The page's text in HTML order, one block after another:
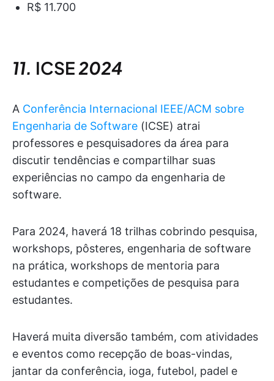
R$ 11.700
11. ICSE 2024
A Conferência Internacional IEEE/ACM sobre
Engenharia de Software (ICSE) atrai
professores e pesquisadores da área para
discutir tendências e compartilhar suas
experiências no campo da engenharia de
software.
Para 2024, haverá 18 trilhas cobrindo pesquisa,
workshops, pôsteres, engenharia de software
na prática, workshops de mentoria para
estudantes e competições de pesquisa para
estudantes.
Haverá muita diversão também, com atividades
e eventos como recepção de boas-vindas,
jantar da conferência, ioga, futebol, padel e